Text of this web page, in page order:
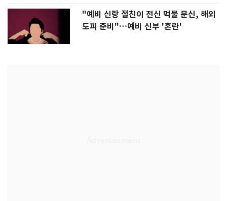
"예비 신랑 절친이 전신 먹물 문신, 해외
도피 준비"…예비 신부 '혼란'